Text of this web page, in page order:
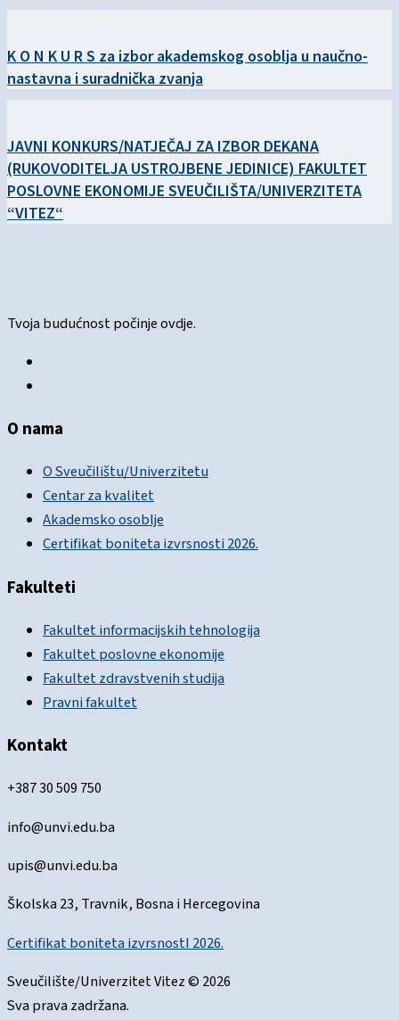
K O N K U R S za izbor akademskog osoblja u naučno-
nastavna i suradnička zvanja
JAVNI KONKURS/NATJEČAJ ZA IZBOR DEKANA
(RUKOVODITELJA USTROJBENE JEDINICE) FAKULTET
POSLOVNE EKONOMIJE SVEUČILIŠTA/UNIVERZITETA
“VITEZ“
Tvoja budućnost počinje ovdje.
O nama
O Sveučilištu/Univerzitetu
Centar za kvalitet
Akademsko osoblje
Certifikat boniteta izvrsnosti 2026.
Fakulteti
Fakultet informacijskih tehnologija
Fakultet poslovne ekonomije
Fakultet zdravstvenih studija
Pravni fakultet
Kontakt
+387 30 509 750
info@unvi.edu.ba
upis@unvi.edu.ba
Školska 23, Travnik, Bosna i Hercegovina
Certifikat boniteta izvrsnostI 2026.
Sveučilište/Univerzitet Vitez © 2026
Sva prava zadržana.